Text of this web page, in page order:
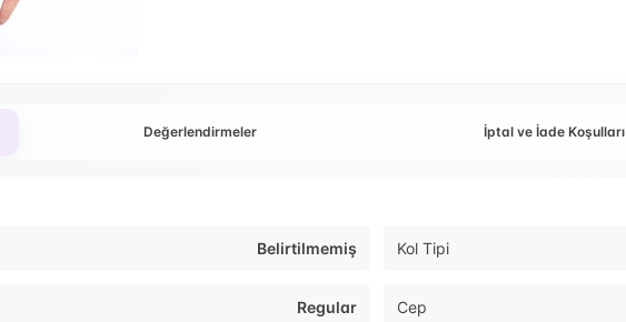
Değerlendirmeler İptal ve İade Koşulları
Belirtilmemiş Kol Tipi
Regular Cep